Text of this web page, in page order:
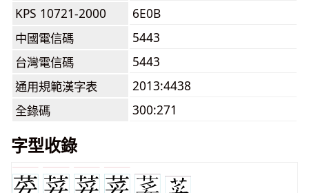
KPS 10721-2000
6E0B
中國電信碼
5443
台灣電信碼
5443
通用規範漢字表
2013:4438
全錄碼
300:271
字型收錄